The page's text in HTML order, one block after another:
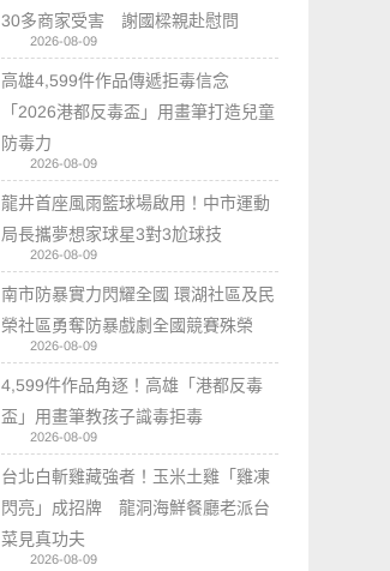
30多商家受害 謝國樑親赴慰問
2026-08-09
高雄4,599件作品傳遞拒毒信念
「2026港都反毒盃」用畫筆打造兒童
防毒力
2026-08-09
龍井首座風雨籃球場啟用！中市運動
局長攜夢想家球星3對3尬球技
2026-08-09
南市防暴實力閃耀全國 環湖社區及民
榮社區勇奪防暴戲劇全國競賽殊榮
2026-08-09
4,599件作品角逐！高雄「港都反毒
盃」用畫筆教孩子識毒拒毒
2026-08-09
台北白斬雞藏強者！玉米土雞「雞凍
閃亮」成招牌 龍洞海鮮餐廳老派台
菜見真功夫
2026-08-09